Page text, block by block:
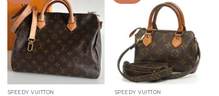
SPEEDY VUITTON SPEEDY VUITTON